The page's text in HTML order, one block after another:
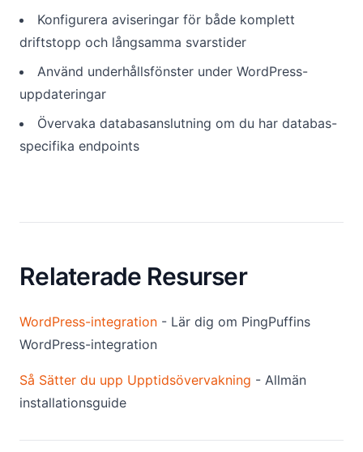
Konfigurera aviseringar för både komplett
driftstopp och långsamma svarstider
Använd underhållsfönster under WordPress-
uppdateringar
Övervaka databasanslutning om du har databas-
specifika endpoints
Relaterade Resurser
WordPress-integration - Lär dig om PingPuffins
WordPress-integration
Så Sätter du upp Upptidsövervakning - Allmän
installationsguide